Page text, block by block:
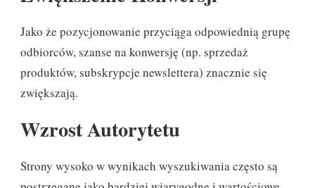
Jako że pozycjonowanie przyciąga odpowiednią grupę
odbiorców, szanse na konwersję (np. sprzedaż
produktów, subskrypcje newslettera) znacznie się
zwiększają.
Wzrost Autorytetu
Strony wysoko w wynikach wyszukiwania często są